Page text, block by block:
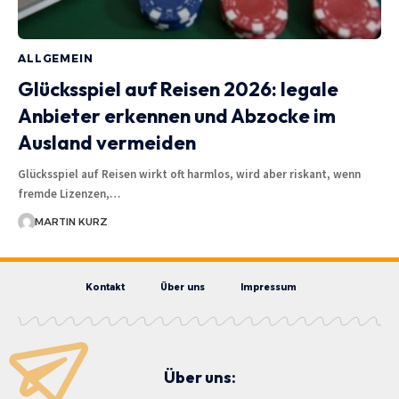
ALLGEMEIN
Glücksspiel auf Reisen 2026: legale
Anbieter erkennen und Abzocke im
Ausland vermeiden
Glücksspiel auf Reisen wirkt oft harmlos, wird aber riskant, wenn
fremde Lizenzen,…
MARTIN KURZ
Kontakt Über uns Impressum
Über uns: